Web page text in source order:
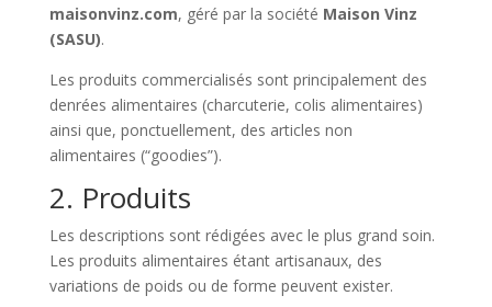
maisonvinz.com, géré par la société Maison Vinz
(SASU).
Les produits commercialisés sont principalement des
denrées alimentaires (charcuterie, colis alimentaires)
ainsi que, ponctuellement, des articles non
alimentaires (“goodies”).
2. Produits
Les descriptions sont rédigées avec le plus grand soin.
Les produits alimentaires étant artisanaux, des
variations de poids ou de forme peuvent exister.